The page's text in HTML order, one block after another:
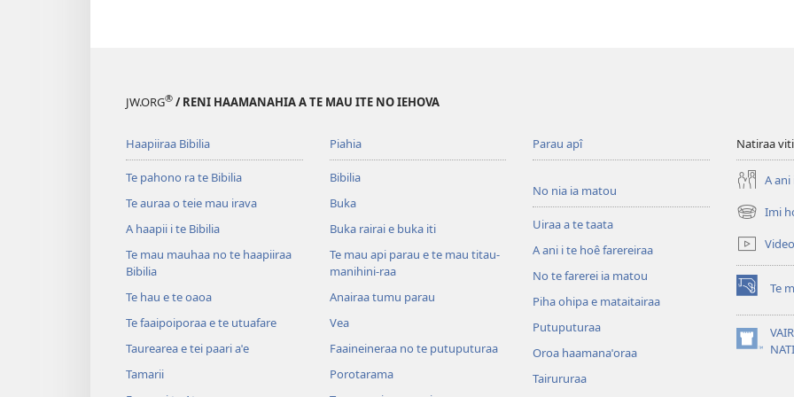
JW.ORG® / RENI HAAMANAHIA A TE MAU ITE NO IEHOVA
Haapiiraa Bibilia
Te pahono ra te Bibilia
Te auraa o teie mau irava
A haapii i te Bibilia
Te mau mauhaa no te haapiiraa
Bibilia
Te hau e te oaoa
Te faaipoiporaa e te utuafare
Taurearea e tei paari aˈe
Tamarii
Piahia
Bibilia
Buka
Buka rairai e buka iti
Te mau api parau e te mau titau-
manihini-raa
Anairaa tumu parau
Vea
Faaineineraa no te putuputuraa
Porotarama
Parau apî
No nia ia matou
Uiraa a te taata
A ani i te hoê farereiraa
No te farerei ia matou
Piha ohipa e mataitairaa
Putuputuraa
Oroa haamanaˈoraa
Tairururaa
Natiraa
A
Imi
(opens
new
window)
Video
Te
(opens
new
window)
(opens